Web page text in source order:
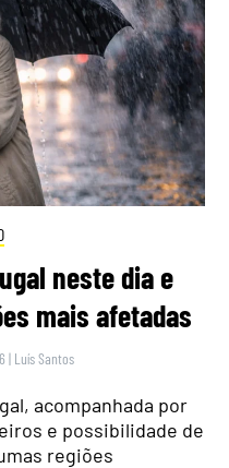
neste dia e
mais afetadas
| Luís Santos
acompanhada por
e possibilidade de
regiões